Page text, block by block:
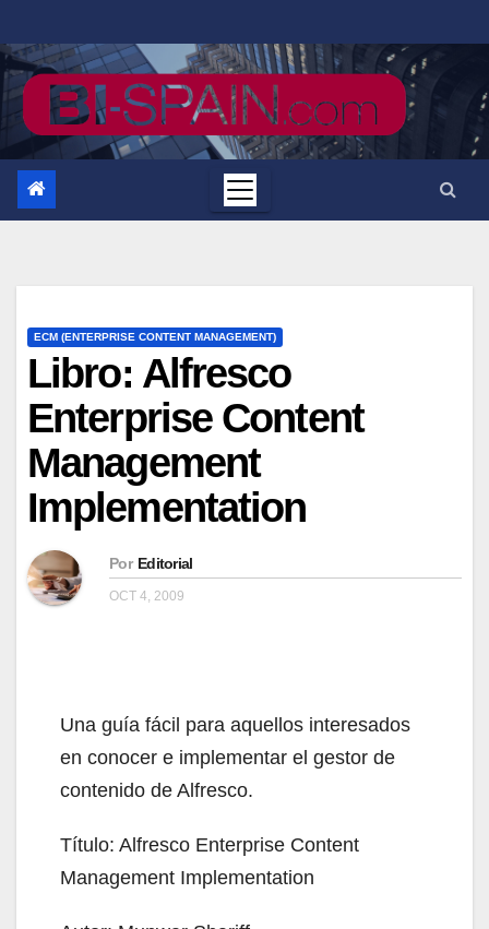
al
contenido
ECM (ENTERPRISE CONTENT MANAGEMENT)
Libro: Alfresco
Enterprise Content
Management
Implementation
Por Editorial
OCT 4, 2009
Una guía fácil para aquellos interesados
en conocer e implementar el gestor de
contenido de Alfresco.
Título: Alfresco Enterprise Content
Management Implementation